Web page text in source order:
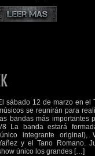
sábado 12 de marzo en el
se reunirán para
las bandas más importantes
La banda estará
integrante original),
y el Tano Romano.
único los grandes […]